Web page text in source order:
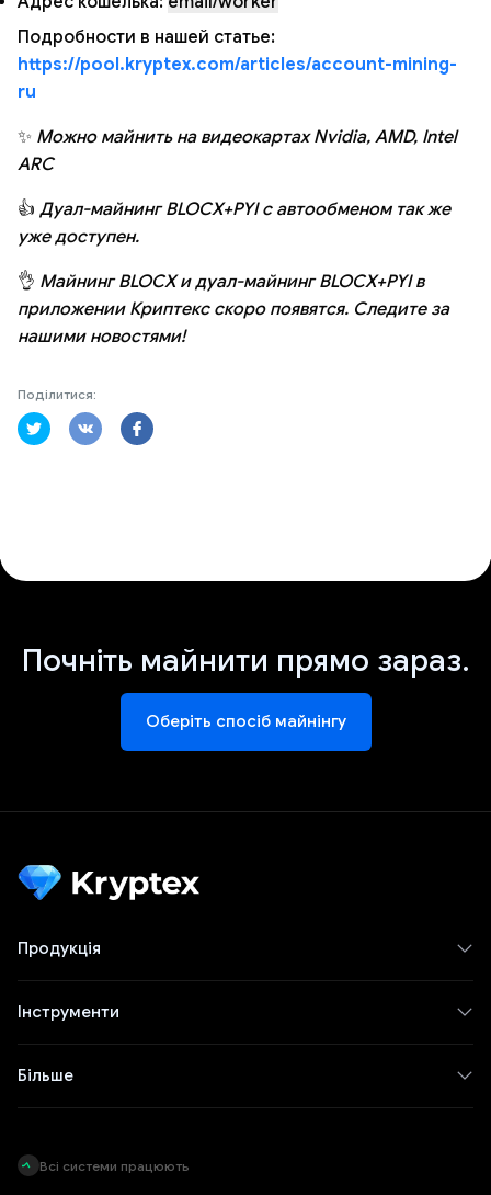
Подробности в нашей статье:
https://pool.kryptex.com/articles/account-mining-
ru
✨ Можно майнить на видеокартах Nvidia, AMD, Intel
ARC
👍 Дуал-майнинг BLOCX+PYI с автообменом так же
уже доступен.
👌 Майнинг BLOCX и дуал-майнинг BLOCX+PYI в
приложении Криптекс скоро появятся. Следите за
нашими новостями!
Поділитися:
Почніть майнити прямо зараз.
Оберіть спосіб майнінгу
Продукція
Інструменти
Більше
Всі системи працюють